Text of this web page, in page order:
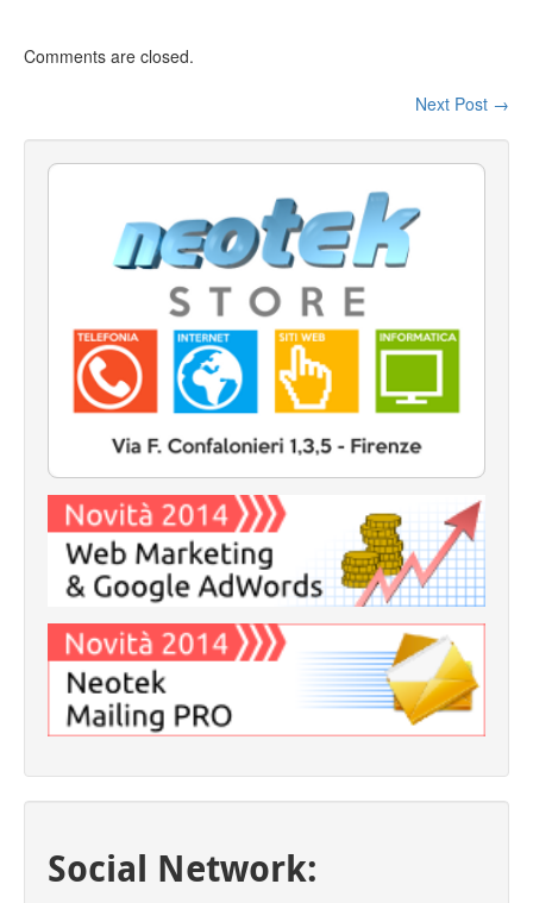
Comments are closed.
Post navigation
Next Post →
Social Network: